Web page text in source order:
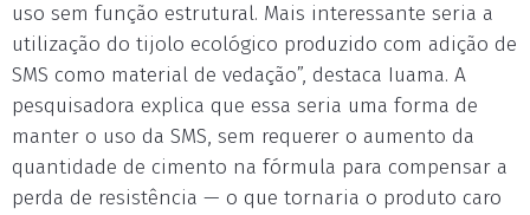
uso sem função estrutural. Mais interessante seria a
utilização do tijolo ecológico produzido com adição de
SMS como material de vedação”, destaca Iuama. A
pesquisadora explica que essa seria uma forma de
manter o uso da SMS, sem requerer o aumento da
quantidade de cimento na fórmula para compensar a
perda de resistência — o que tornaria o produto caro